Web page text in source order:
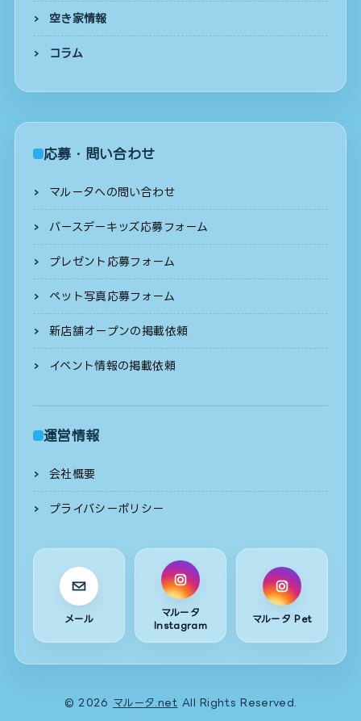
空き家情報
コラム
応募・問い合わせ
マルータへの問い合わせ
バースデーキッズ応募フォーム
プレゼント応募フォーム
ペット写真応募フォーム
新店舗オープンの掲載依頼
イベント情報の掲載依頼
運営情報
会社概要
プライバシーポリシー
メール
マルータ
Instagram
マルータ Pet
© 2026 マルータ.net All Rights Reserved.